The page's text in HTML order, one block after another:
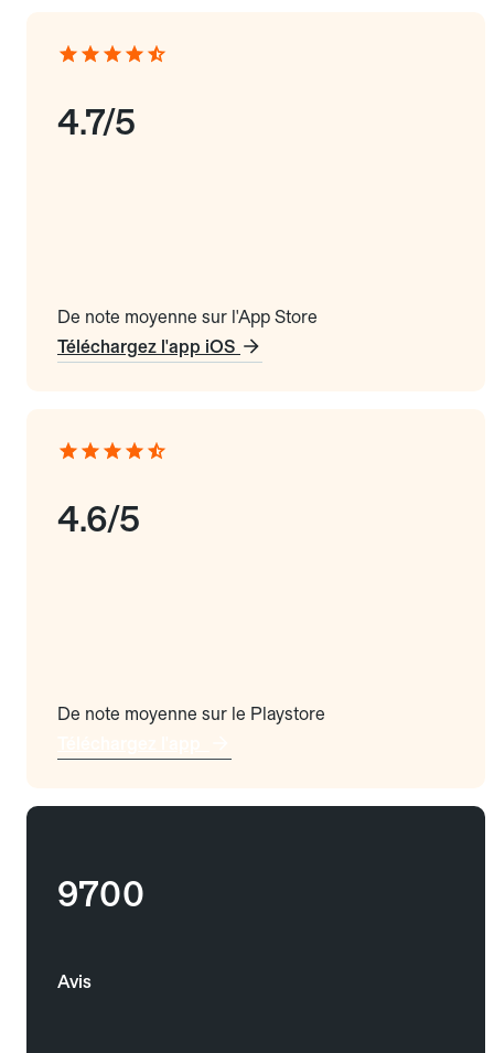
4.7/5
De note moyenne sur l'App Store
Téléchargez l'app iOS
4.6/5
De note moyenne sur le Playstore
9700
Avis